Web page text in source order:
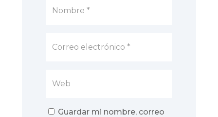
Guardar mi nombre, correo